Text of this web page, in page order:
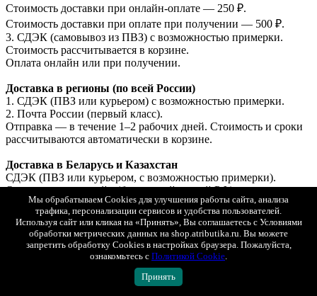
Стоимость доставки при онлайн-оплате — 250 ₽.
Стоимость доставки при оплате при получении — 500 ₽.
3. СДЭК (самовывоз из ПВЗ) с возможностью примерки.
Стоимость рассчитывается в корзине.
Оплата онлайн или при получении.
Доставка в регионы (по всей России)
1. СДЭК (ПВЗ или курьером) с возможностью примерки.
2. Почта России (первый класс).
Отправка — в течение 1–2 рабочих дней. Стоимость и сроки
рассчитываются автоматически в корзине.
Доставка в Беларусь и Казахстан
СДЭК (ПВЗ или курьером, с возможностью примерки).
Оплата только онлайн (банковской картой РФ).
Отправка — в течение 1–2 рабочих дней.
Подробные условия доставки
Показать полностью
Все товары Шанхай Дрэгонс
Мы обрабатываем Cookies для улучшения работы сайта, анализа
трафика, персонализации сервисов и удобства пользователей.
Используя сайт или кликая на «Принять», Вы соглашаетесь с Условиями
обработки метрических данных на shop.atributika.ru. Вы можете
запретить обработку Cookies в настройках браузера. Пожалуйста,
ознакомьтесь с Политикой Cookie.
Принять